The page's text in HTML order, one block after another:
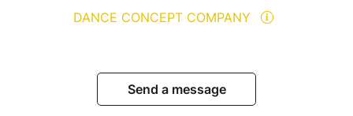
DANCE CONCEPT COMPANY
Send a message